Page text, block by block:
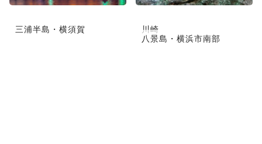
三浦半島・横須賀
川崎
八景島・横浜市南部